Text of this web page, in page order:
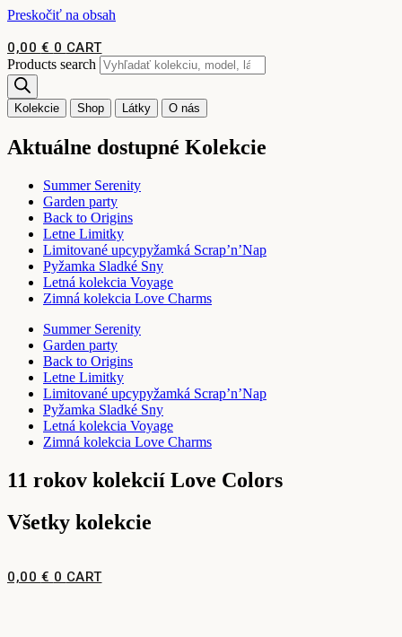
Preskočiť na obsah
0,00 € 0 CART
Products search
Kolekcie Shop Látky O nás
Aktuálne dostupné Kolekcie
Summer Serenity
Garden party
Back to Origins
Letne Limitky
Limitované upcypyžamká Scrap’n’Nap
Pyžamka Sladké Sny
Letná kolekcia Voyage
Zimná kolekcia Love Charms
Summer Serenity
Garden party
Back to Origins
Letne Limitky
Limitované upcypyžamká Scrap’n’Nap
Pyžamka Sladké Sny
Letná kolekcia Voyage
Zimná kolekcia Love Charms
11 rokov kolekcií Love Colors
Všetky kolekcie
0,00 € 0 CART